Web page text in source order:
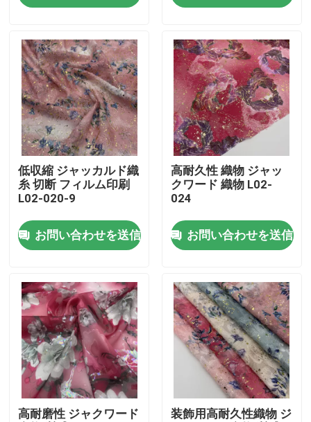
製品
ビデオ
わたしたち に つい て
工場 ツアー
品質管理
連絡 ください
引金 を 求め て ください
フランスのテリー織の布地
リネン ビスコース生地
低収縮 ジャッカルド織
糸 切断 フィルム印刷
L02-020-9
お問い合わせを送信
高耐久性 織物 ジャッ
クワード 織物 L02-
024
お問い合わせを送信
高耐磨性 ジャクワード
装飾用高耐久性織物 ジ